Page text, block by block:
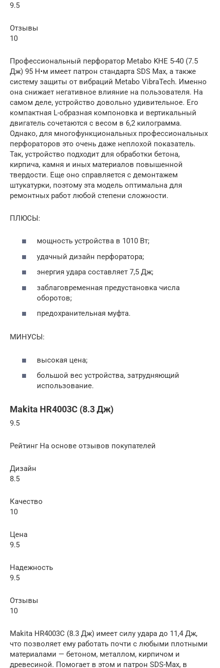
9.5
Отзывы
10
Профессиональный перфоратор Metabo KHE 5-40 (7.5
Дж) 95 Н•м имеет патрон стандарта SDS Max, а также
систему защиты от вибраций Metabo VibraTech. Именно
она снижает негативное влияние на пользователя. На
самом деле, устройство довольно удивительное. Его
компактная L-образная компоновка и вертикальный
двигатель сочетаются с весом в 6,2 килограмма.
Однако, для многофункциональных профессиональных
перфораторов это очень даже неплохой показатель.
Так, устройство подходит для обработки бетона,
кирпича, камня и иных материалов повышенной
твердости. Еще оно справляется с демонтажем
штукатурки, поэтому эта модель оптимальна для
ремонтных работ любой степени сложности.
ПЛЮСЫ:
мощность устройства в 1010 Вт;
удачный дизайн перфоратора;
энергия удара составляет 7,5 Дж;
заблаговременная предустановка числа
оборотов;
предохранительная муфта.
МИНУСЫ:
высокая цена;
большой вес устройства, затрудняющий
использование.
Makita HR4003C (8.3 Дж)
9.5
Рейтинг На основе отзывов покупателей
Дизайн
8.5
Качество
10
Цена
9.5
Надежность
9.5
Отзывы
10
Makita HR4003C (8.3 Дж) имеет силу удара до 11,4 Дж,
что позволяет ему работать почти с любыми плотными
материалами — бетоном, металлом, кирпичом и
древесиной. Помогает в этом и патрон SDS-Max, в